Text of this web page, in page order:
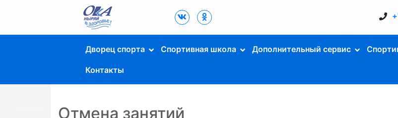
Дворец Спорта
"Ока" г. Пущино
Дворец спорта Спортивная школа Дополнительный сервис
Контакты
Отмена занятий